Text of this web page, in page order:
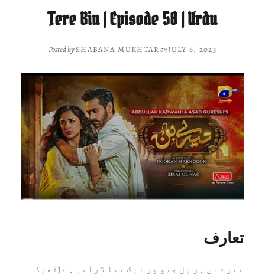
Tere Bin | Episode 58 | Urdu
Posted bySHABANA MUKHTAR onJULY 6, 2023
تعارف
تیرے بن ہر پل جیو پر ایک نیا ڈرامہ ہے (ٹھیک